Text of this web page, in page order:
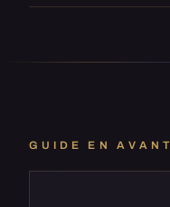
GUIDE EN AVANT